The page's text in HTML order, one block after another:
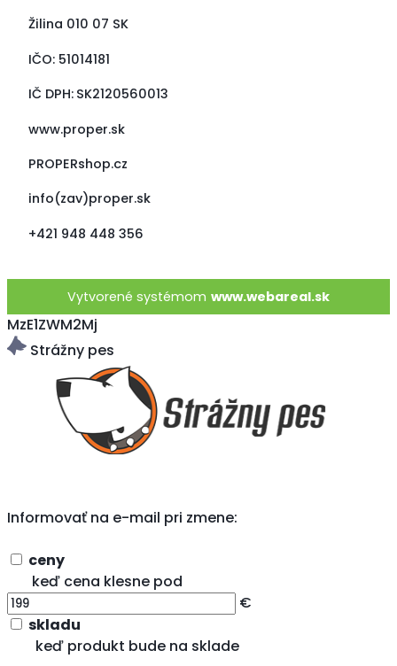
Žilina 010 07 SK
IČO: 51014181
IČ DPH: SK2120560013
www.proper.sk
PROPERshop.cz
info(zav)proper.sk
+421 948 448 356
Vytvorené systémom www.webareal.sk
MzE1ZWM2Mj
Strážny pes
Informovať na e-mail pri zmene:
ceny
keď cena klesne pod
€
skladu
keď produkt bude na sklade